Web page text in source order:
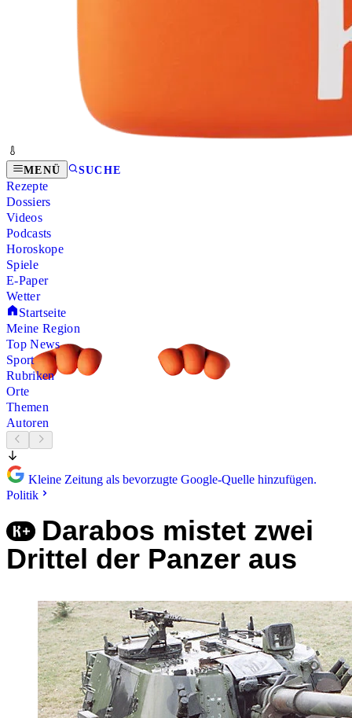
MENÜ SUCHE
Rezepte
Dossiers
Videos
Podcasts
Horoskope
Spiele
E-Paper
Wetter
Startseite
Meine Region
Top News
Sport
Rubriken
Orte
Themen
Autoren
Kleine Zeitung als bevorzugte Google-Quelle hinzufügen.
Politik
Darabos mistet zwei
Drittel der Panzer aus